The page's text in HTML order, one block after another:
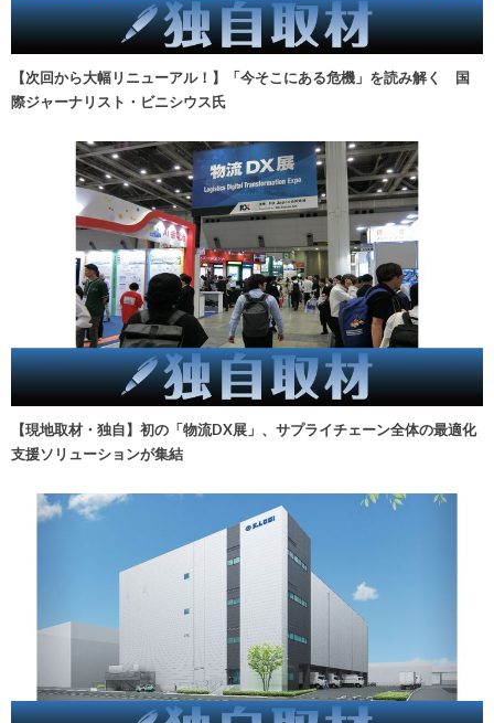
【次回から大幅リニューアル！】「今そこにある危機」を読み解く 国
際ジャーナリスト・ビニシウス氏
【現地取材・独自】初の「物流DX展」、サプライチェーン全体の最適化
支援ソリューションが集結